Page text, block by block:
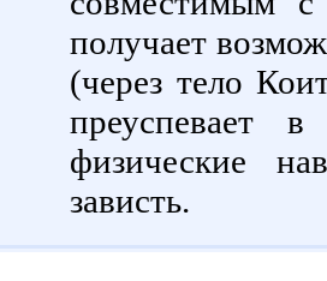
получает
(через тело
преуспевает
физические
зависть.